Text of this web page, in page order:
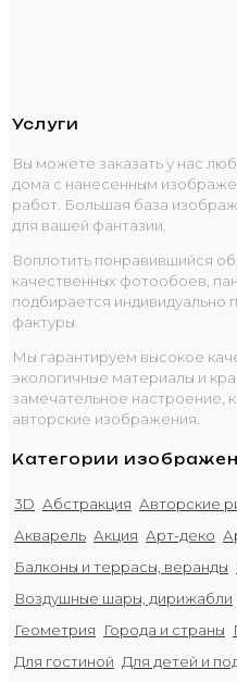
Услуги
Вы можете заказать у нас
дома с нанесенным
работ. Большая база
для вашей фантазии.
Воплотить понравившийся
качественных фотообоев,
подбирается
фактуры.
Мы гарантируем высокое
экологичные материалы и
замечательное настроение,
авторские изображения.
Категории
3D Абстракция Авторские
Акварель Акция Арт-деко
Балконы и террасы, веранды
Воздушные шары, дирижабли
Геометрия
Города и страны
Для гостиной Для детей и